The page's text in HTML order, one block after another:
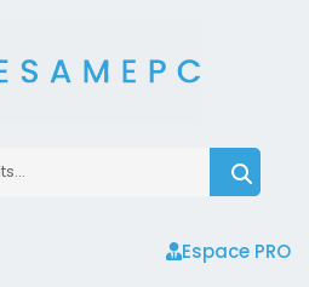
Espace PRO